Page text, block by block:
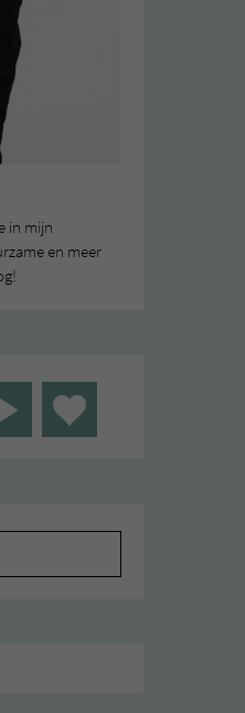
in mijn
en meer